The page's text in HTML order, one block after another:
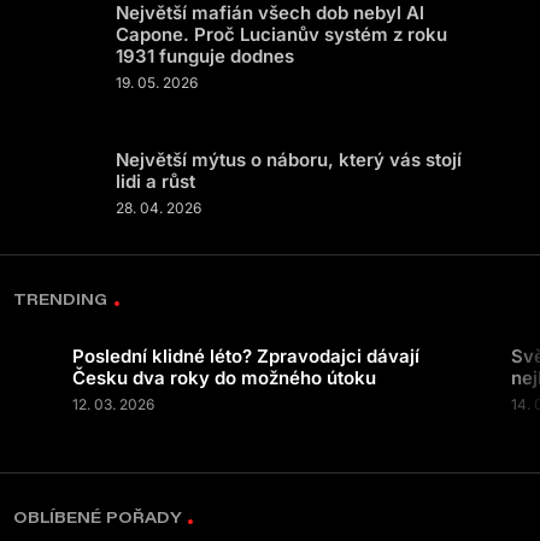
Největší mafián všech dob nebyl Al
Capone. Proč Lucianův systém z roku
1931 funguje dodnes
19. 05. 2026
Největší mýtus o náboru, který vás stojí
lidi a růst
28. 04. 2026
TRENDING
Poslední klidné léto? Zpravodajci dávají
Česku dva roky do možného útoku
12. 03. 2026 14.
OBLÍBENÉ POŘADY